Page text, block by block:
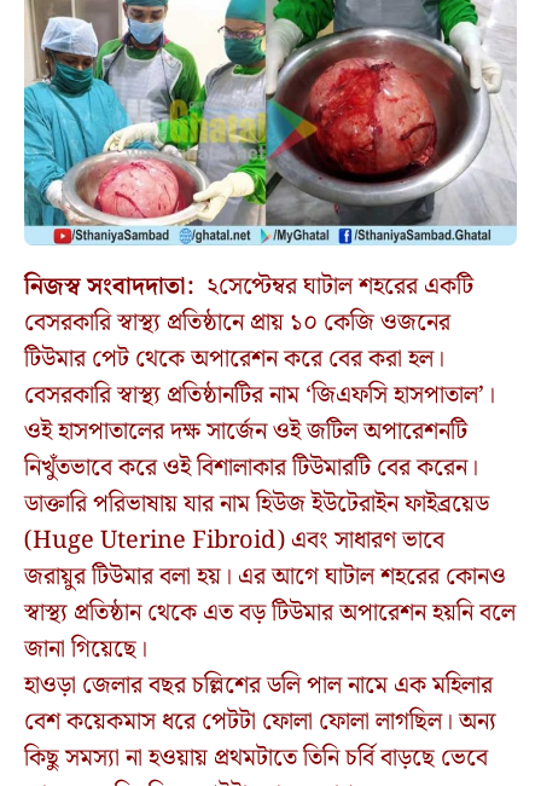
নিজস্ব সংবাদদাতা: ২সেপ্টেম্বর ঘাটাল শহরের একটি
বেসরকারি স্বাস্থ্য প্রতিষ্ঠানে প্রায় ১০ কেজি ওজনের
টিউমার পেট থেকে অপারেশন করে বের করা হল।
বেসরকারি স্বাস্থ্য প্রতিষ্ঠানটির নাম ‘জিএফসি হাসপাতাল’।
ওই হাসপাতালের দক্ষ সার্জেন ওই জটিল অপারেশনটি
নিখুঁতভাবে করে ওই বিশালাকার টিউমারটি বের করেন।
ডাক্তারি পরিভাষায় যার নাম হিউজ ইউটেরাইন ফাইব্রয়েড
(Huge Uterine Fibroid) এবং সাধারণ ভাবে
জরায়ুর টিউমার বলা হয়। এর আগে ঘাটাল শহরের কোনও
স্বাস্থ্য প্রতিষ্ঠান থেকে এত বড় টিউমার অপারেশন হয়নি বলে
জানা গিয়েছে।
হাওড়া জেলার বছর চল্লিশের ডলি পাল নামে এক মহিলার
বেশ কয়েকমাস ধরে পেটটা ফোলা ফোলা লাগছিল। অন্য
কিছু সমস্যা না হওয়ায় প্রথমটাতে তিনি চর্বি বাড়ছে ভেবে